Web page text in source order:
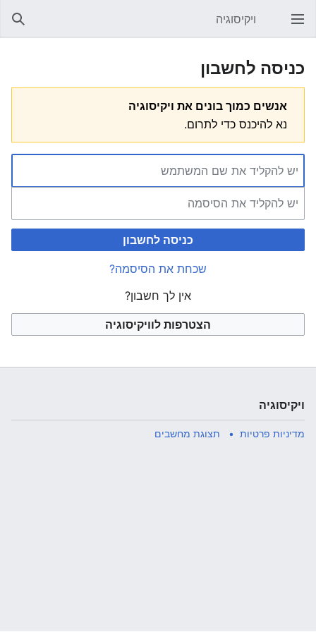
פתיחת התפריט הראשי ויקיסוגיה
כניסה לחשבון
אנשים כמוך בונים את ויקיסוגיה
נא להיכנס כדי לתרום.
כניסה לחשבון
שכחת את הסיסמה?
אין לך חשבון?
הצטרפות לוויקיסוגיה
ויקיסוגיה
מדיניות פרטיות תצוגת מחשבים